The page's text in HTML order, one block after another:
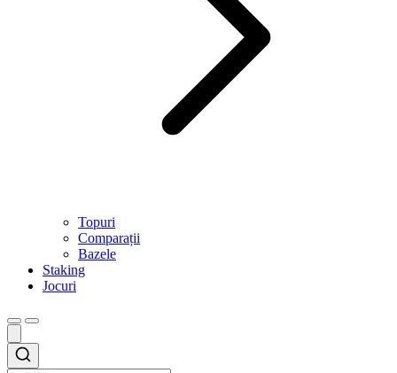
Topuri
Comparații
Bazele
Staking
Jocuri